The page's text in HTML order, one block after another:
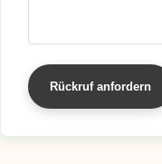
Rückruf anfordern